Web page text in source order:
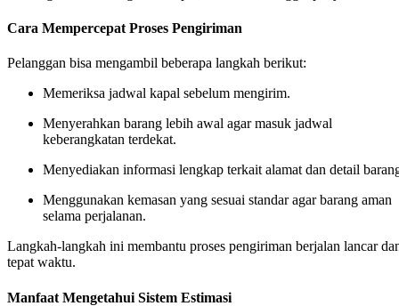
Cara Mempercepat Proses Pengiriman
Pelanggan bisa mengambil beberapa langkah berikut:
Memeriksa jadwal kapal sebelum mengirim.
Menyerahkan barang lebih awal agar masuk jadwal
keberangkatan terdekat.
Menyediakan informasi lengkap terkait alamat dan detail
Menggunakan kemasan yang sesuai standar agar barang aman
selama perjalanan.
Langkah-langkah ini membantu proses pengiriman berjalan lancar
tepat waktu.
Manfaat Mengetahui Sistem Estimasi